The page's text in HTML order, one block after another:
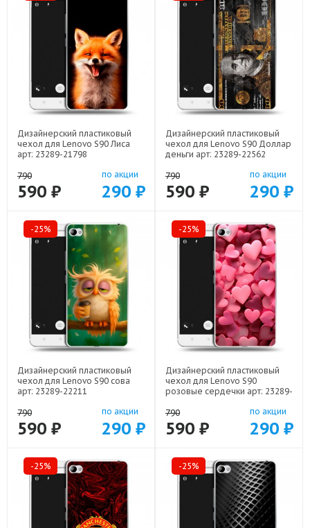
Дизайнерский пластиковый
чехол для Lenovo S90 Лиса
арт: 23289-21798
790
590 ₽
по акции
290 ₽
Дизайнерский пластиковый
чехол для Lenovo S90 Доллар
деньги арт: 23289-22562
790
590 ₽
по акции
290 ₽
-25%
Дизайнерский пластиковый
чехол для Lenovo S90 сова
арт: 23289-22211
790
590 ₽
по акции
290 ₽
-25%
Дизайнерский пластиковый
чехол для Lenovo S90
розовые сердечки арт: 23289-
790
590 ₽
по акции
290 ₽
-25% -25%